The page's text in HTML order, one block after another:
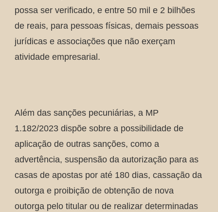
possa ser verificado, e entre 50 mil e 2 bilhões
de reais, para pessoas físicas, demais pessoas
jurídicas e associações que não exerçam
atividade empresarial.
Além das sanções pecuniárias, a MP
1.182/2023 dispõe sobre a possibilidade de
aplicação de outras sanções, como a
advertência, suspensão da autorização para as
casas de apostas por até 180 dias, cassação da
outorga e proibição de obtenção de nova
outorga pelo titular ou de realizar determinadas